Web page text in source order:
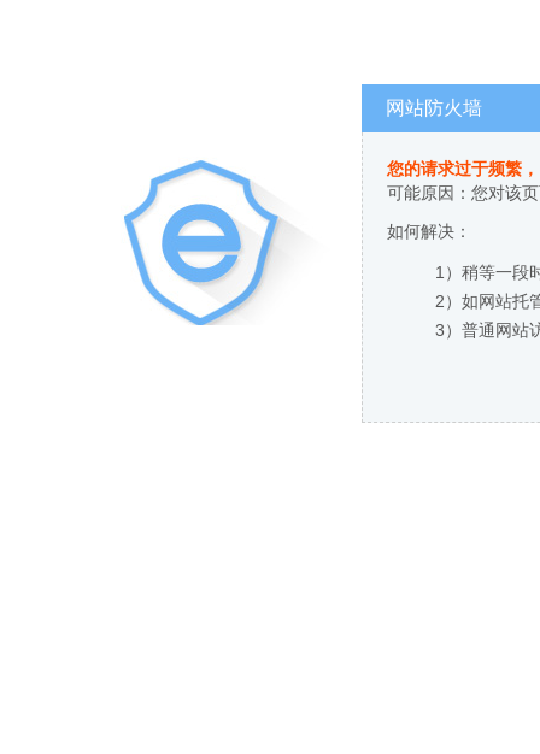
网站防火墙
您的请求过于频繁
可能原因：您对该
如何解决：
1）稍等一段
2）如网站托
3）普通网站